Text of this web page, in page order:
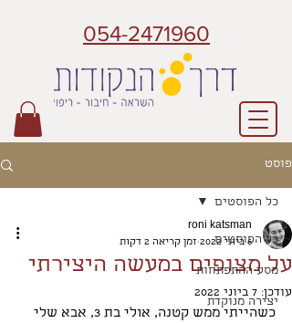
054-2471960
פוסט
כל הפוסטים
מסע ההתפתחות
יצירה מנוקדת
כל הפוסטים
על מצופים במעשה היצירתי
roni katsman
6 ביוני 2022
זמן קריאה 2 דקות
עודכן: 7 ביוני 2022
כשהייתי ממש קטנה, אולי בת 3, אבא שלי